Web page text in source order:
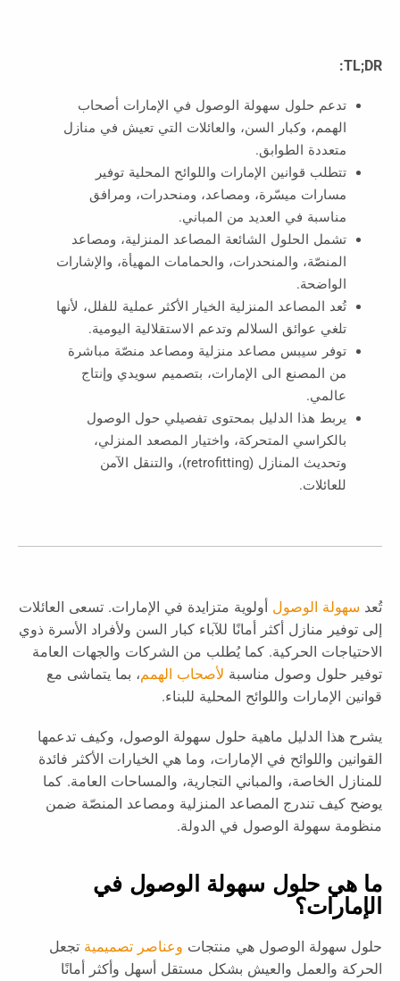
TL;DR:
تدعم حلول سهولة الوصول في الإمارات أصحاب
الهمم، وكبار السن، والعائلات التي تعيش في منازل
متعددة الطوابق.
تتطلب قوانين الإمارات واللوائح المحلية توفير
مسارات ميسّرة، ومصاعد، ومنحدرات، ومرافق
مناسبة في العديد من المباني.
تشمل الحلول الشائعة المصاعد المنزلية، ومصاعد
المنصّة، والمنحدرات، والحمامات المهيأة، والإشارات
الواضحة.
تُعد المصاعد المنزلية الخيار الأكثر عملية للفلل، لأنها
تلغي عوائق السلالم وتدعم الاستقلالية اليومية.
توفر سيبس مصاعد منزلية ومصاعد منصّة مباشرة
من المصنع الى الإمارات، بتصميم سويدي وإنتاج
عالمي.
يربط هذا الدليل بمحتوى تفصيلي حول الوصول
بالكراسي المتحركة، واختيار المصعد المنزلي،
وتحديث المنازل (retrofitting)، والتنقل الآمن
للعائلات.
تُعد سهولة الوصول أولوية متزايدة في الإمارات. تسعى العائلات
إلى توفير منازل أكثر أمانًا للآباء كبار السن ولأفراد الأسرة ذوي
الاحتياجات الحركية. كما يُطلب من الشركات والجهات العامة
توفير حلول وصول مناسبة لأصحاب الهمم، بما يتماشى مع
قوانين الإمارات واللوائح المحلية للبناء.
يشرح هذا الدليل ماهية حلول سهولة الوصول، وكيف تدعمها
القوانين واللوائح في الإمارات، وما هي الخيارات الأكثر فائدة
للمنازل الخاصة، والمباني التجارية، والمساحات العامة. كما
يوضح كيف تندرج المصاعد المنزلية ومصاعد المنصّة ضمن
منظومة سهولة الوصول في الدولة.
ما هي حلول سهولة الوصول في
الإمارات؟
حلول سهولة الوصول هي منتجات وعناصر تصميمية تجعل
الحركة والعمل والعيش بشكل مستقل أسهل وأكثر أمانًا